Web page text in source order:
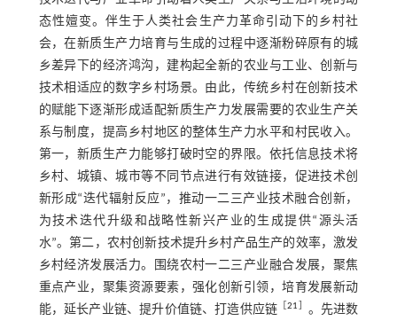
态性嬗变。伴生于人类社会生产力革命引动下的乡村社
会，在新质生产力培育与生成的过程中逐渐粉碎原有的城
乡差异下的经济鸿沟，建构起全新的农业与工业、创新与
技术相适应的数字乡村场景。由此，传统乡村在创新技术
的赋能下逐渐形成适配新质生产力发展需要的农业生产关
系与制度，提高乡村地区的整体生产力水平和村民收入。
第一，新质生产力能够打破时空的界限。依托信息技术将
乡村、城镇、城市等不同节点进行有效链接，促进技术创
新形成“迭代辐射反应”，推动一二三产业技术融合创新，
为技术迭代升级和战略性新兴产业的生成提供“源头活
水”。第二，农村创新技术提升乡村产品生产的效率，激发
乡村经济发展活力。围绕农村一二三产业融合发展，聚焦
重点产业，聚集资源要素，强化创新引领，培育发展新动
能，延长产业链、提升价值链、打造供应链 ［21
。先进数